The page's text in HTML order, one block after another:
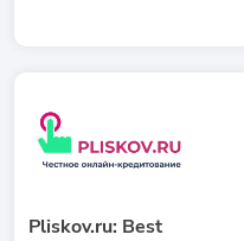
Pliskov.ru: Best